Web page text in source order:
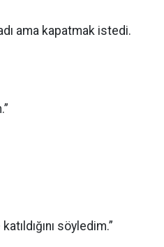
ama kapatmak istedi.
söyledim.”